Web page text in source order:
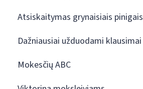
Atsiskaitymas grynaisiais pinigais
Dažniausiai užduodami klausimai
Mokesčių ABC